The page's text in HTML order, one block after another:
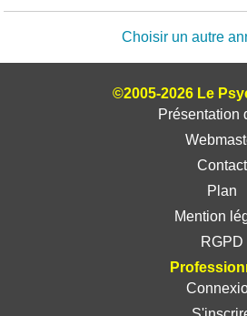
Choisir un autre
©2005-2026 Le
Présentation
Contact
Plan
Mention
RGPD